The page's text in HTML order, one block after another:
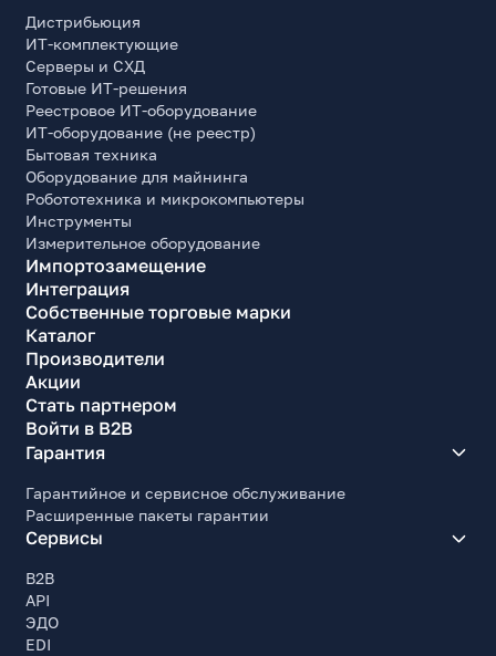
Дистрибьюция
ИТ-комплектующие
Серверы и СХД
Готовые ИТ-решения
Реестровое ИТ-оборудование
ИТ-оборудование (не реестр)
Бытовая техника
Оборудование для майнинга
Робототехника и микрокомпьютеры
Инструменты
Измерительное оборудование
Импортозамещение
Интеграция
Собственные торговые марки
Каталог
Производители
Акции
Стать партнером
Войти в B2B
Гарантия
Гарантийное и сервисное обслуживание
Расширенные пакеты гарантии
Сервисы
B2B
API
ЭДО
EDI